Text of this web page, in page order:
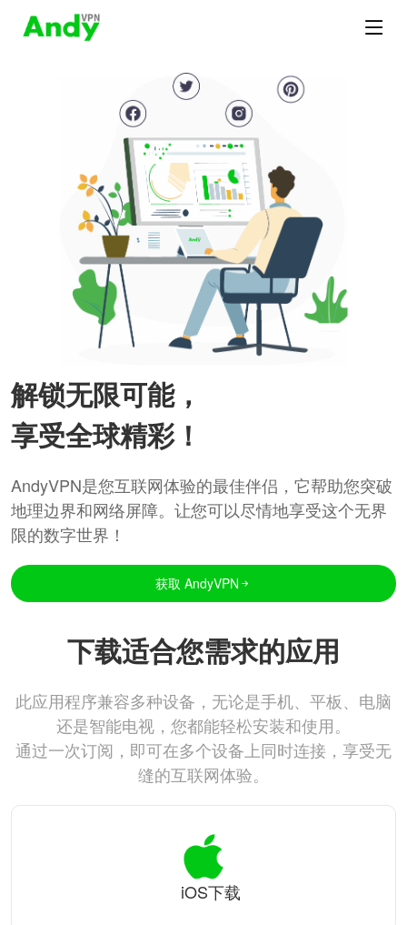
解锁无限可能，
享受全球精彩！
AndyVPN是您互联网体验的最佳伴侣，它帮助您突破
地理边界和网络屏障。让您可以尽情地享受这个无界
限的数字世界！
获取 AndyVPN
下载适合您需求的应用
此应用程序兼容多种设备，无论是手机、平板、电脑
还是智能电视，您都能轻松安装和使用。
通过一次订阅，即可在多个设备上同时连接，享受无
缝的互联网体验。
iOS下载